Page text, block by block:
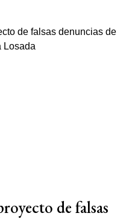
de falsas